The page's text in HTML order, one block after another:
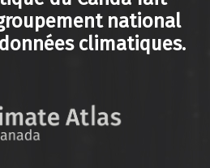
national
climatiques.